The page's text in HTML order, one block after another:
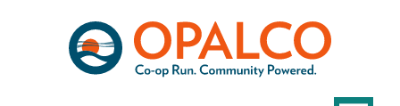
contenido